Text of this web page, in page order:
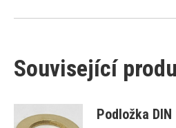
Související
Podložka